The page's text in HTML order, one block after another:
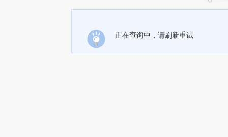
正在查询中，请刷新重试